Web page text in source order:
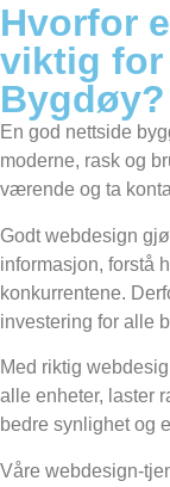
Hvorfor
viktig
Bygdøy?
En god nettside
moderne, rask og
værende og ta
Godt webdesign
informasjon, forstå
konkurrentene.
investering for alle
Med riktig
alle enheter, laster
bedre synlighet og
Våre webdesign-